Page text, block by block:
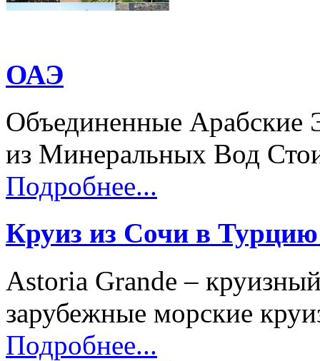
ОАЭ
Объединенные Арабские
из Минеральных Вод
Подробнее...
Круиз из Сочи в
Astoria Grande –
зарубежные морские
Подробнее...